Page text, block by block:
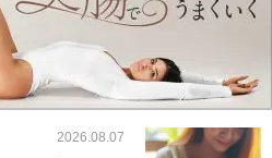
2026.08.07